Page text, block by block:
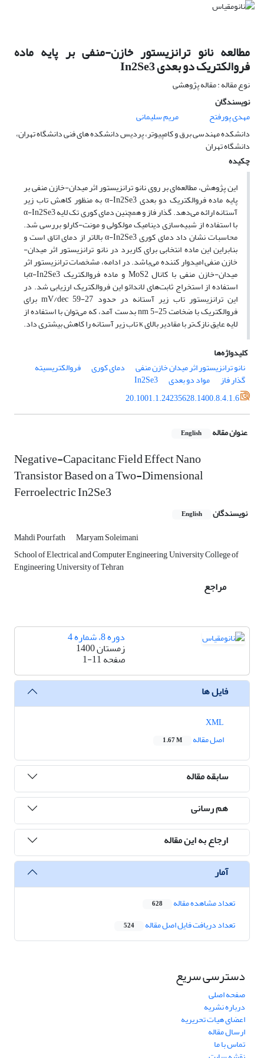
مطالعه نانو ترانزیستور خازن-منفی بر پایه ماده
فروالکتریک دو بعدی In2Se3
نوع مقاله : مقاله پژوهشی
نویسندگان
مهدی پورفتح
مریم سلیمانی
دانشکده مهندسی برق و کامپیوتر، پردیس دانشکده های فنی دانشگاه تهران،
دانشگاه تهران
چکیده
این پژوهش، مطالعه‌ای بر روی نانو ترانزیستور اثر میدان-خازن منفی بر
پایه ماده فروالکتریک دو بعدی α-In2Se3 به منظور کاهش تاب زیر
آستانه ارائه می‌دهد. گذار فاز و همچنین دمای کوری تک لایه α-In2Se3
با استفاده از شبیه‌سازی دینامیک مولکولی و مونت-کارلو بررسی شد.
محاسبات نشان داد دمای کوری α-In2Se3 بالاتر از دمای اتاق است و
بنابراین این ماده انتخابی برای کاربرد در نانو ترانزیستور اثر میدان-
خازن منفی امیدوار کننده می‌باشد. در ادامه، مشخصات ترانزیستور اثر
میدان-خازن منفی با کانال MoS2 و ماده فروالکتریک α-In2Se3با
استفاده از استخراج ثابت‌های لاندائو این فروالکتریک ارزیابی شد. در
این ترانزیستور تاب زیر آستانه در حدود mV/dec 59-27 برای
فروالکتریک با ضخامت nm 5-25 بدست آمد، که می‌توان با استفاده از
لایه عایق نازک‌تر با مقادیر بالای κ تاب زیر آستانه را کاهش بیشتری داد.
کلیدواژه‌ها
نانو ترانزیستور اثر میدان خازن منفی
دمای کوری فروالکتریسیته
گذار فاز مواد دو بعدی
In2Se3
20.1001.1.24235628.1400.8.4.1.6
عنوان مقاله English
Negative-Capacitanc Field Effect Nano
Transistor Based on a Two-Dimensional
Ferroelectric In2Se3
نویسندگان English
Mahdi Pourfath
Maryam Soleimani
School of Electrical and Computer Engineering, University College of
Engineering, University of Tehran
مراجع
دوره 8، شماره 4
زمستان 1400
صفحه1-11
فایل ها
اصل مقاله
1.67 M
سابقه مقاله
هم رسانی
ارجاع به این مقاله
آمار
تعداد مشاهده مقاله 628
تعداد دریافت فایل اصل مقاله 524
دسترسی سریع
صفحه اصلی
درباره نشریه
اعضای هیات تحریریه
ارسال مقاله
تماس با ما